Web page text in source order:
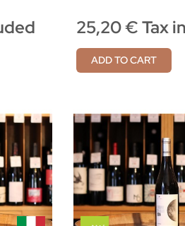
25,20 € Tax
ADD TO CART